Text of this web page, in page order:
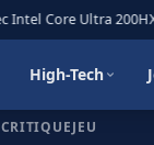
Core Ultra 200HX
High-Tech
CRITIQUEJEU